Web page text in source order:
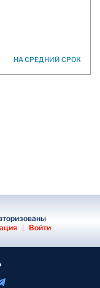
НА СРЕДНИЙ СРОК
Войти